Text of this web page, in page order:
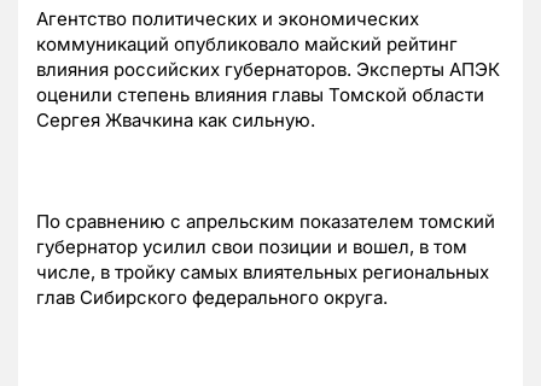
Агентство политических и экономических
коммуникаций опубликовало майский рейтинг
влияния российских губернаторов. Эксперты АПЭК
оценили степень влияния главы Томской области
Сергея Жвачкина как сильную.
По сравнению с апрельским показателем томский
губернатор усилил свои позиции и вошел, в том
числе, в тройку самых влиятельных региональных
глав Сибирского федерального округа.